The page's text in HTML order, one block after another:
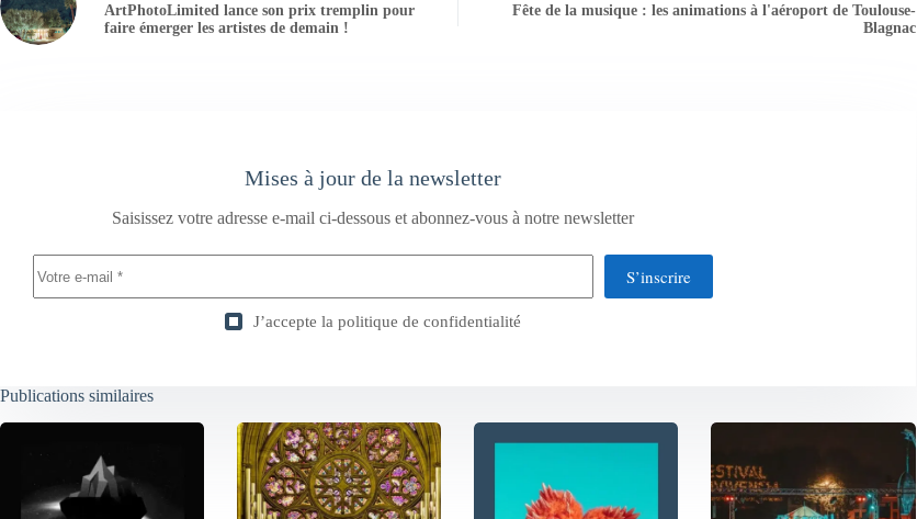
ArtPhotoLimited lance son prix tremplin pour
faire émerger les artistes de demain !
Fête de la musique : les animations à l'aéroport de Toulouse-
Blagnac
Mises à jour de la newsletter
Saisissez votre adresse e-mail ci-dessous et abonnez-vous à notre newsletter
S’inscrire
J’accepte la politique de confidentialité
Publications similaires